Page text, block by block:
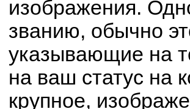
изображения.
званию, обычно
указывающие на
на ваш статус на
крупное,